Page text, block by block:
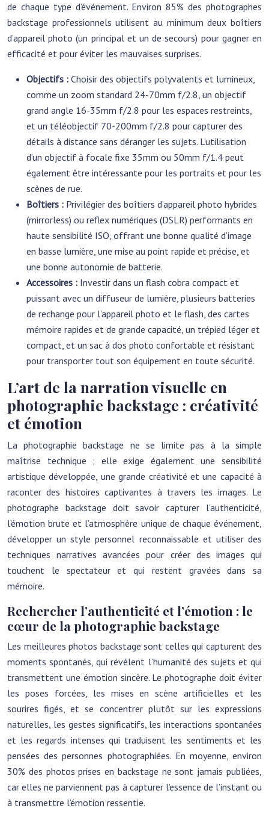
de chaque type d’événement. Environ 85% des photographes
backstage professionnels utilisent au minimum deux boîtiers
d’appareil photo (un principal et un de secours) pour gagner en
efficacité et pour éviter les mauvaises surprises.
Objectifs : Choisir des objectifs polyvalents et lumineux,
comme un zoom standard 24-70mm f/2.8, un objectif
grand angle 16-35mm f/2.8 pour les espaces restreints,
et un téléobjectif 70-200mm f/2.8 pour capturer des
détails à distance sans déranger les sujets. L’utilisation
d’un objectif à focale fixe 35mm ou 50mm f/1.4 peut
également être intéressante pour les portraits et pour les
scènes de rue.
Boîtiers : Privilégier des boîtiers d’appareil photo hybrides
(mirrorless) ou reflex numériques (DSLR) performants en
haute sensibilité ISO, offrant une bonne qualité d’image
en basse lumière, une mise au point rapide et précise, et
une bonne autonomie de batterie.
Accessoires : Investir dans un flash cobra compact et
puissant avec un diffuseur de lumière, plusieurs batteries
de rechange pour l’appareil photo et le flash, des cartes
mémoire rapides et de grande capacité, un trépied léger et
compact, et un sac à dos photo confortable et résistant
pour transporter tout son équipement en toute sécurité.
L’art de la narration visuelle en
photographie backstage : créativité
et émotion
La photographie backstage ne se limite pas à la simple
maîtrise technique ; elle exige également une sensibilité
artistique développée, une grande créativité et une capacité à
raconter des histoires captivantes à travers les images. Le
photographe backstage doit savoir capturer l’authenticité,
l’émotion brute et l’atmosphère unique de chaque événement,
développer un style personnel reconnaissable et utiliser des
techniques narratives avancées pour créer des images qui
touchent le spectateur et qui restent gravées dans sa
mémoire.
Rechercher l’authenticité et l’émotion : le
cœur de la photographie backstage
Les meilleures photos backstage sont celles qui capturent des
moments spontanés, qui révèlent l’humanité des sujets et qui
transmettent une émotion sincère. Le photographe doit éviter
les poses forcées, les mises en scène artificielles et les
sourires figés, et se concentrer plutôt sur les expressions
naturelles, les gestes significatifs, les interactions spontanées
et les regards intenses qui traduisent les sentiments et les
pensées des personnes photographiées. En moyenne, environ
30% des photos prises en backstage ne sont jamais publiées,
car elles ne parviennent pas à capturer l’essence de l’instant ou
à transmettre l’émotion ressentie.